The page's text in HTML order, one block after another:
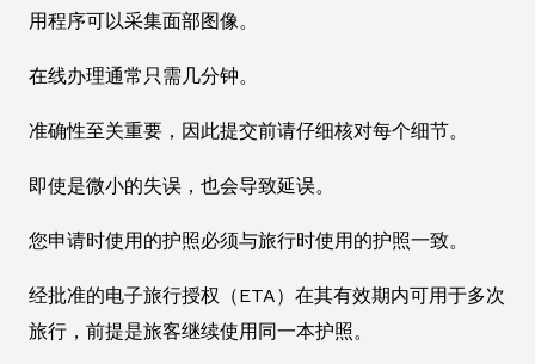
用程序可以采集面部图像。
在线办理通常只需几分钟。
准确性至关重要，因此提交前请仔细核对每个细节。
即使是微小的失误，也会导致延误。
您申请时使用的护照必须与旅行时使用的护照一致。
经批准的电子旅行授权（ETA）在其有效期内可用于多次
旅行，前提是旅客继续使用同一本护照。